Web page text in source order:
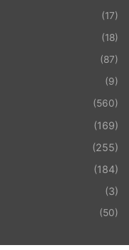
(17)
(18)
(87)
(9)
(560)
(169)
(255)
(184)
(3)
(50)